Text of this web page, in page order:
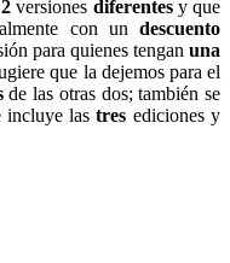
2 versiones diferentesy que
con un descuento
para quienes tenganuna
que la dejemos para el
de las otras dos; también se
incluye las tres ediciones y